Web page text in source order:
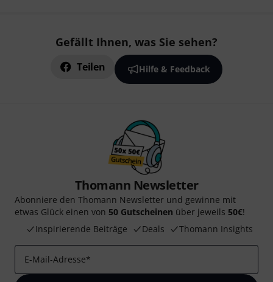
Gefällt Ihnen, was Sie sehen?
Teilen Hilfe & Feedback
Thomann Newsletter
Abonniere den Thomann Newsletter und gewinne mit
etwas Glück einen von 50 Gutscheinen über jeweils 50€!
Inspirierende Beiträge
Deals Thomann Insights
E-Mail-Adresse*